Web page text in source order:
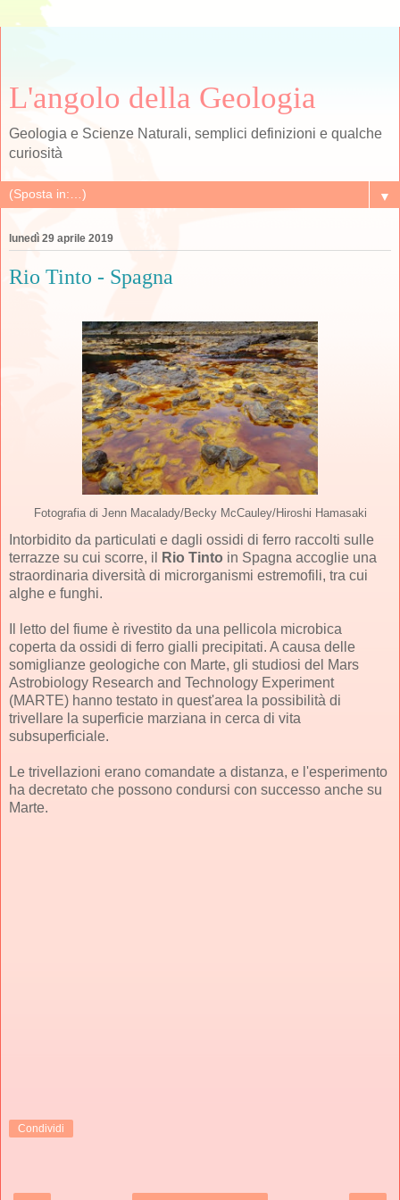
L'angolo della Geologia
Geologia e Scienze Naturali, semplici definizioni e qualche
curiosità
▼
lunedì 29 aprile 2019
Rio Tinto - Spagna
Fotografia di Jenn Macalady/Becky McCauley/Hiroshi Hamasaki
Intorbidito da particulati e dagli ossidi di ferro raccolti sulle
terrazze su cui scorre, il
Rio Tinto in Spagna accoglie una
straordinaria diversità di microrganismi estremofili, tra cui
alghe e funghi.
Il letto del fiume è rivestito da una pellicola microbica
coperta da ossidi di ferro gialli precipitati. A causa delle
somiglianze geologiche con Marte, gli studiosi del Mars
Astrobiology Research and Technology Experiment
(MARTE) hanno testato in quest'area la possibilità di
trivellare la superficie marziana in cerca di vita
subsuperficiale.
Le trivellazioni erano comandate a distanza, e l'esperimento
ha decretato che possono condursi con successo anche su
Marte.
Condividi